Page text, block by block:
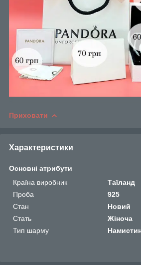
Приховати
Характеристики
Основні атрибути
Країна виробник
Таїланд
Проба
925
Стан
Новий
Стать
Жіноча
Тип шарму